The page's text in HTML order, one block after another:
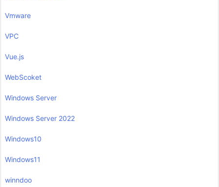
Vmware
VPC
Vue.js
WebScoket
Windows Server
Windows Server 2022
Windows10
Windows11
winndoo